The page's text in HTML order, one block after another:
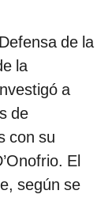
de la
la
a
de
con su
El
según se